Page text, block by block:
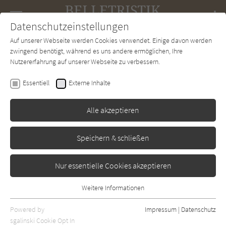
SUCHE Forum Charts Newsletter
Connie Palmen
Du sagst es
Erschienen: Januar 2016 Bibliogr. Angaben
Datenschutzeinstellungen
Auf unserer Webseite werden Cookies verwendet. Einige davon werden
zwingend benötigt, während es uns andere ermöglichen, Ihre
Nutzererfahrung auf unserer Webseite zu verbessern.
Essentiell Externe Inhalte
Alle akzeptieren
Speichern & schließen
Nur essentielle Cookies akzeptieren
Essentielle Cookies werden für grundlegende Funktionen der
Webseite benötigt. Dadurch ist gewährleistet, dass die Webseite
Weitere Informationen
Powered by
sgalinski Cookie Opt In
Impressum | Datenschutz